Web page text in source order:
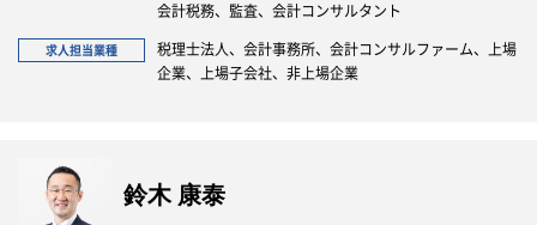
会計税務、監査、会計コンサルタント
求人担当業種
税理士法人、会計事務所、会計コンサルファーム、上場
企業、上場子会社、非上場企業
鈴木 康泰